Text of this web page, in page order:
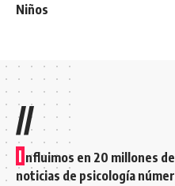
Niños
//
I nfluimos en 20 millones
noticias de psicología